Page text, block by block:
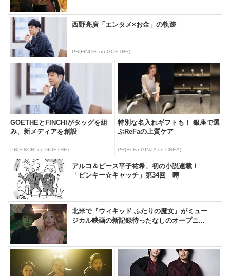
西野亮廣「エンタメ×お金」の軌跡
PR(FINCHI on GOETHE)
GOETHEとFINCHIがタッグを組
み、新メディアを創設
PR(FINCHI on GOETHE)
特別な名入れギフトも！ 銀座で選
ぶReFaの上質ケア
PR(ReFa GINZA on CREA)
アルコ＆ピース平子祐希、初の小説連載！
「ピンキー☆キャッチ」第34回 噂
北米で『ウィキッド ふたりの魔女』がミュー
ジカル映画の新記録待ったなしのオープニ...